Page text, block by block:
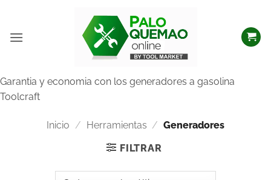
Garantia y economia con los generadores a gasolina
Toolcraft
Inicio / Herramientas / Generadores
FILTRAR